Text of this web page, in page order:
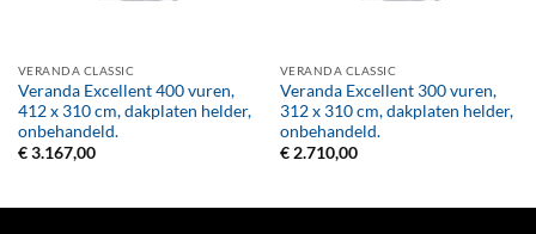
VERANDA CLASSIC
Veranda Excellent 400 vuren,
412 x 310 cm, dakplaten helder,
onbehandeld.
€3.167,00
VERANDA CLASSIC
Veranda Excellent 300 vuren,
312 x 310 cm, dakplaten helder,
onbehandeld.
€2.710,00